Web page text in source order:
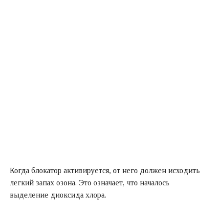
Когда блокатор активируется, от него должен исходить
легкий запах озона. Это означает, что началось
выделение диоксида хлора.